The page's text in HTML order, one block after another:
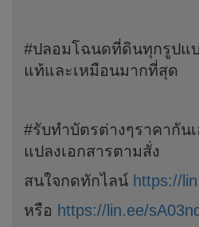
#ปลอมโฉนดที่ดินทุกรูปแ
แท้และเหมือนมากที่สุด
#รับทำบัตรต่างๆราคากัน
แปลงเอกสารตามสั่ง
สนใจกดทักไลน์ https://
หรือ https://lin.ee/